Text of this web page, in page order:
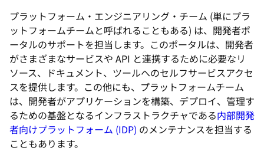
プラットフォーム・エンジニアリング・チーム (単にプラ
ットフォームチームと呼ばれることもある) は、開発者ポ
ータルのサポートを担当します。このポータルは、開発者
がさまざまなサービスや API と連携するために必要なリ
ソース、ドキュメント、ツールへのセルフサービスアクセ
スを提供します。この他にも、プラットフォームチーム
は、開発者がアプリケーションを構築、デプロイ、管理す
るための基盤となるインフラストラクチャである内部開発
者向けプラットフォーム (IDP) のメンテナンスを担当する
こともあります。